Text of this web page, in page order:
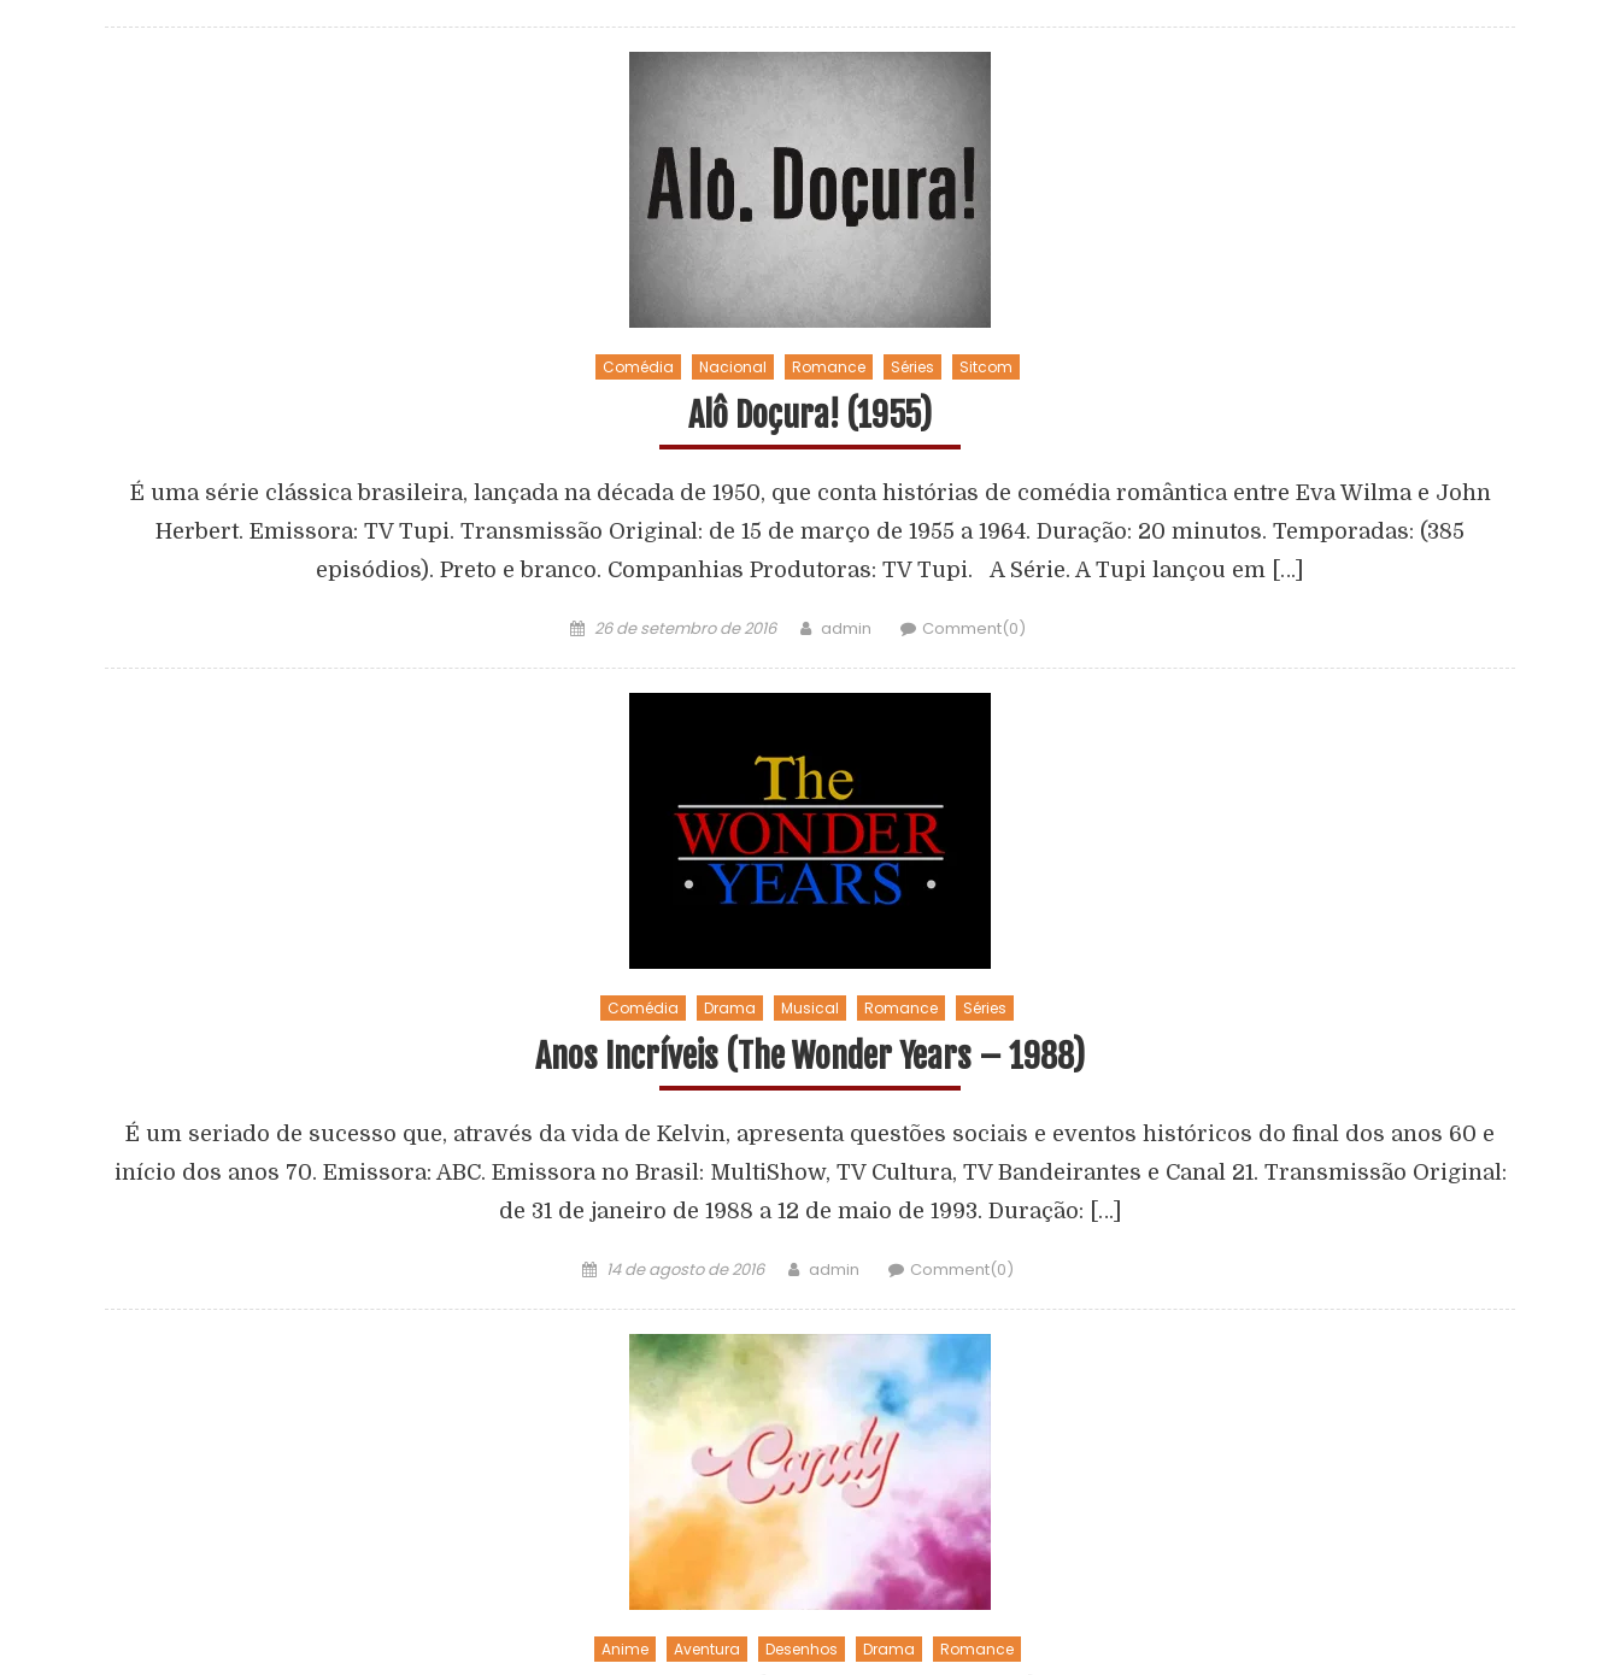
Comédia Nacional Romance Séries Sitcom
Alô Doçura! (1955)
É uma série clássica brasileira, lançada na década de 1950, que conta histórias de comédia romântica entre Eva Wilma e John
Herbert. Emissora: TV Tupi. Transmissão Original: de 15 de março de 1955 a 1964. Duração: 20 minutos. Temporadas: (385
episódios). Preto e branco. Companhias Produtoras: TV Tupi. A Série. A Tupi lançou em […]
26 de setembro de 2016 admin Comment(0)
Comédia Drama Musical Romance Séries
Anos Incríveis (The Wonder Years – 1988)
É um seriado de sucesso que, através da vida de Kelvin, apresenta questões sociais e eventos históricos do final dos anos 60 e
início dos anos 70. Emissora: ABC. Emissora no Brasil: MultiShow, TV Cultura, TV Bandeirantes e Canal 21. Transmissão Original:
de 31 de janeiro de 1988 a 12 de maio de 1993. Duração: […]
14 de agosto de 2016 admin Comment(0)
Anime Aventura Desenhos Drama Romance